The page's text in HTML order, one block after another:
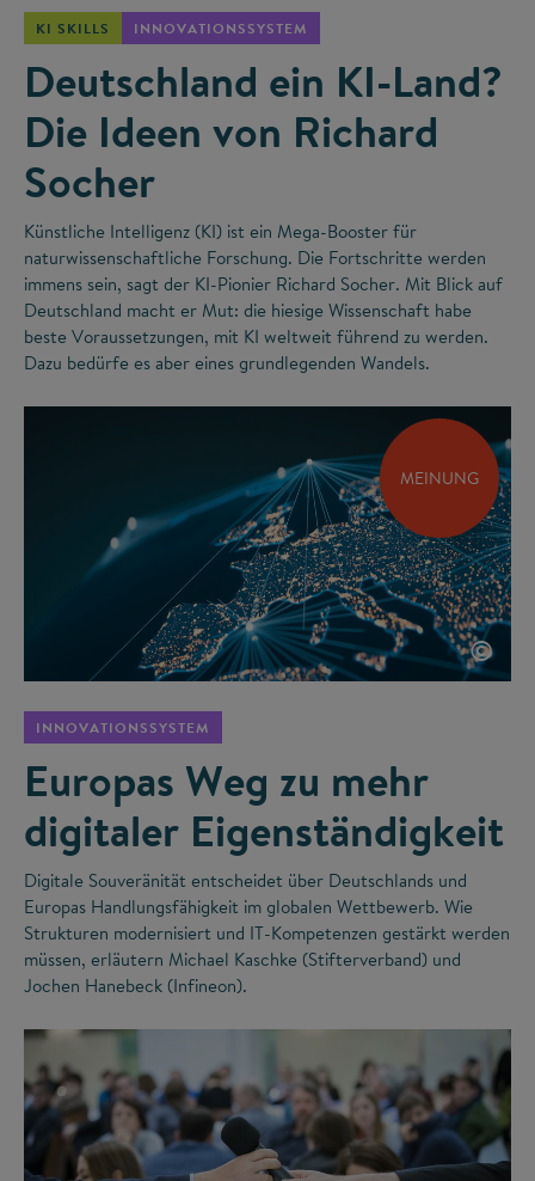
KI SKILLS INNOVATIONSSYSTEM
Deutschland ein KI-Land?
Die Ideen von Richard
Socher
Künstliche Intelligenz (KI) ist ein Mega-Booster für
naturwissenschaftliche Forschung. Die Fortschritte werden
immens sein, sagt der KI-Pionier Richard Socher. Mit Blick auf
Deutschland macht er Mut: die hiesige Wissenschaft habe
beste Voraussetzungen, mit KI weltweit führend zu werden.
Dazu bedürfe es aber eines grundlegenden Wandels.
MEINUNG
©
INNOVATIONSSYSTEM
Europas Weg zu mehr
digitaler Eigenständigkeit
Digitale Souveränität entscheidet über Deutschlands und
Europas Handlungsfähigkeit im globalen Wettbewerb. Wie
Strukturen modernisiert und IT-Kompetenzen gestärkt werden
müssen, erläutern Michael Kaschke (Stifterverband) und
Jochen Hanebeck (Infineon).